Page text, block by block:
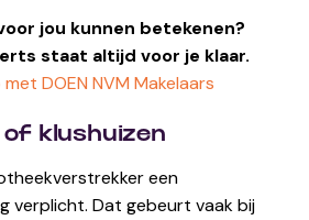
jou kunnen betekenen?
staat altijd voor je klaar.
DOEN NVM Makelaars
of klushuizen
een
verplicht. Dat gebeurt vaak bij